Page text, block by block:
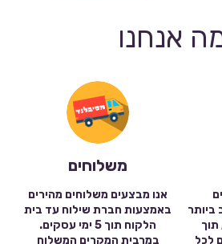
אנחנו
תוך
לכל
משלוחים
אנו מבצעים משלוחים מהירים
באמצעות חברת שילוח עד בית
הלקוח תוך 5 ימי עסקים.
במרבית המקרים המשלוח